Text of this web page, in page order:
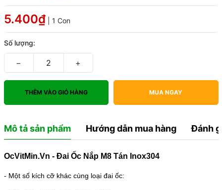
5.400₫ | 1 Con
Số lượng:
− +
THÊM VÀO GIỎ HÀNG MUA NGAY
Mô tả sản phẩm Hướng dẫn mua hàng Đánh
OcVitMin.Vn - Đai Ốc Nắp M8 Tán Inox304
- Một số kích cỡ khác cùng loại đai ốc: